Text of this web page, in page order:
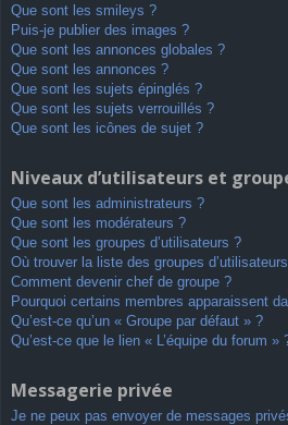
Que sont les smileys ?
Puis-je publier des images ?
Que sont les annonces globales ?
Que sont les annonces ?
Que sont les sujets épinglés ?
Que sont les sujets verrouillés ?
Que sont les icônes de sujet ?
Niveaux d’utilisateurs et
Que sont les administrateurs ?
Que sont les modérateurs ?
Que sont les groupes d’utilisateurs ?
Où trouver la liste des groupes
Comment devenir chef de groupe ?
Pourquoi certains membres apparaissent
Qu’est-ce qu’un « Groupe par défaut » ?
Qu’est-ce que le lien « L’équipe du forum »
Messagerie privée
Je ne peux pas envoyer de messages